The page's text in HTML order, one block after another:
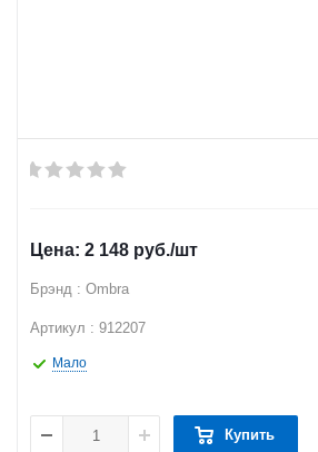
2 148 руб./шт
Брэнд : Ombra
Артикул : 912207
Мало
Купить